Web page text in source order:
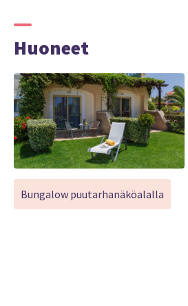
Huoneet
Bungalow puutarhanäköalalla